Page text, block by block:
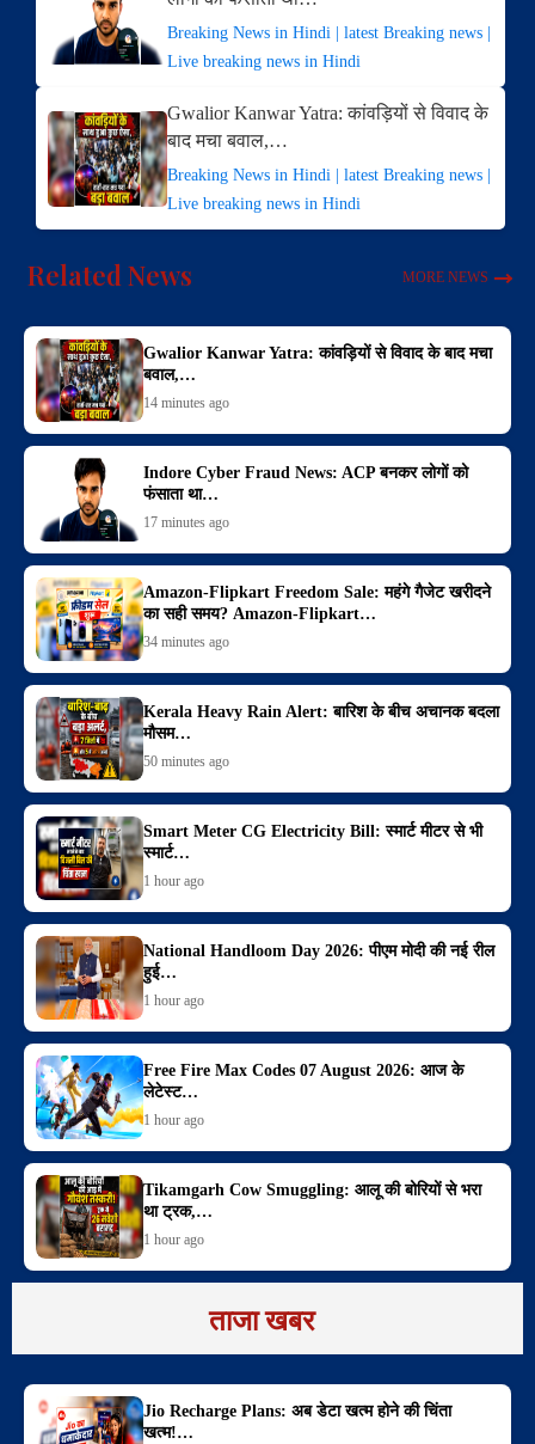
Breaking News in Hindi | latest Breaking news |
Live breaking news in Hindi
Gwalior Kanwar Yatra: कांवड़ियों से विवाद के
बाद मचा बवाल,…
Breaking News in Hindi | latest Breaking news |
Live breaking news in Hindi
Related News MORE NEWS
Gwalior Kanwar Yatra: कांवड़ियों से विवाद के बाद मचा
बवाल,…
14 minutes ago
Indore Cyber Fraud News: ACP बनकर लोगों को
फंसाता था…
17 minutes ago
Amazon-Flipkart Freedom Sale: महंगे गैजेट खरीदने
का सही समय? Amazon-Flipkart…
34 minutes ago
Kerala Heavy Rain Alert: बारिश के बीच अचानक बदला
मौसम…
50 minutes ago
Smart Meter CG Electricity Bill: स्मार्ट मीटर से भी
स्मार्ट…
1 hour ago
National Handloom Day 2026: पीएम मोदी की नई रील
हुई…
1 hour ago
Free Fire Max Codes 07 August 2026: आज के
लेटेस्ट…
1 hour ago
Tikamgarh Cow Smuggling: आलू की बोरियों से भरा
था ट्रक,…
1 hour ago
ताजा खबर
Jio Recharge Plans: अब डेटा खत्म होने की चिंता
खत्म!…